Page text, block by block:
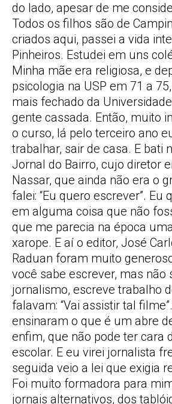
do lado, apesar de me
Todos os filhos são de
criados aqui, passei a vida
Pinheiros. Estudei em uns
Minha mãe era religiosa, e
psicologia na USP em 71 a
mais fechado da
gente cassada. Então, muito
o curso, lá pelo terceiro ano
trabalhar, sair de casa. E bati
Jornal do Bairro, cujo diretor
Nassar, que ainda não era o
falei: “Eu quero escrever”. Eu
em alguma coisa que não
que me parecia na época
xarope. E aí o editor, José
Raduan foram muito
você sabe escrever, mas não
jornalismo, escreve trabalho
falavam: “Vai assistir tal
ensinaram o que é um abre
enfim, que não pode ter cara
escolar. E eu virei jornalista
seguida veio a lei que exigia
Foi muito formadora para
jornais alternativos, dos